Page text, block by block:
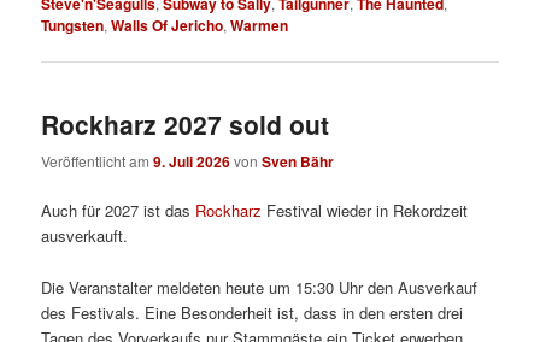
Tungsten,Walls Of Jericho,Warmen
Rockharz 2027 sold out
Veröffentlicht am9. Juli 2026vonSven Bähr
Auch für 2027 ist das Rockharz Festival wieder in Rekordzeit
ausverkauft.
Die Veranstalter meldeten heute um 15:30 Uhr den Ausverkauf
des Festivals. Eine Besonderheit ist, dass in den ersten drei
Tagen des Vorverkaufs nur Stammgäste ein Ticket erwerben